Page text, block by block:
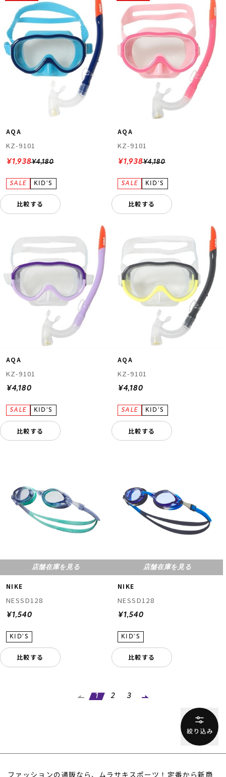
AQA
KZ-9101
¥4,180
¥1,938
比較する
AQA
KZ-9101
¥4,180
¥1,938
比較する
AQA
KZ-9101
¥4,180
比較する
AQA
KZ-9101
¥4,180
比較する
店舗在庫を見る
NIKE
NESSD128
¥1,540
比較する
店舗在庫を見る
NIKE
NESSD128
¥1,540
比較する
1 2 3
ファッションの通販なら、ムラサキスポーツ！定番から新商